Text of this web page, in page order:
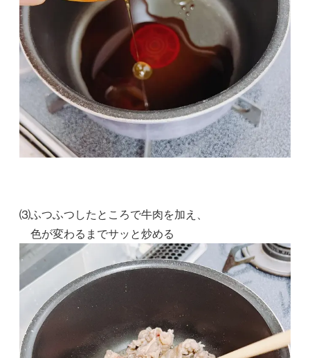
⑶ふつふつしたところで牛肉を加え、
色が変わるまでサッと炒める